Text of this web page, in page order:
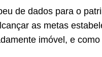
de dados para o
as metas
imóvel, e